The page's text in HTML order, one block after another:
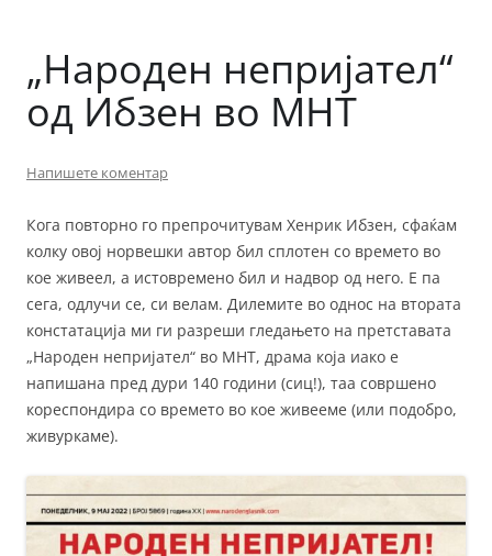
„Народен непријател“
од Ибзен во МНТ
Напишете коментар
Кога повторно го препрочитувам Хенрик Ибзен, сфаќам
колку овој норвешки автор бил сплотен со времето во
кое живеел, а истовремено бил и надвор од него. Е па
сега, одлучи се, си велам. Дилемите во однос на втората
констатација ми ги разреши гледањето на претставата
„Народен непријател“ во МНТ, драма која иако е
напишана пред дури 140 години (сиц!), таа совршено
кореспондира со времето во кое живееме (или подобро,
живуркаме).